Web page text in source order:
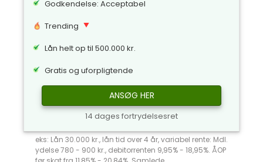
Godkendelse: Acceptabel
Trending
Lån helt op til 500.000 kr.
Gratis og uforpligtende
ANSØG HER
14 dages fortrydelsesret
eks: Lån 30.000 kr., lån tid over 4 år, variabel rente: Mdl.
ydelse 780 - 900 kr., debitorrenten 9,95% - 18,95%. ÅOP